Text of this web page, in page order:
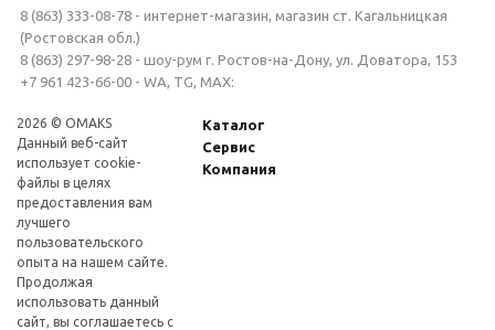
8 (863) 333-08-78 - интернет-магазин, магазин ст. Кагальницкая
(Ростовская обл.)
8 (863) 297-98-28 - шоу-рум г. Ростов-на-Дону, ул. Доватора, 153
+7 961 423-66-00 - WA, TG, MAX:
2026 © OMAKS
Данный веб-сайт
использует cookie-
файлы в целях
предоставления вам
лучшего
пользовательского
опыта на нашем сайте.
Продолжая
использовать данный
сайт, вы соглашаетесь с
Каталог
Сервис
Компания